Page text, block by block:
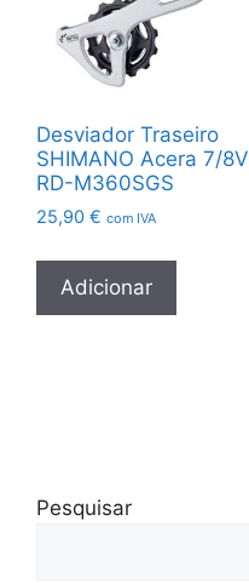
Desviador Traseiro
SHIMANO Acera 7/8V
RD-M360SGS
25,90 € com IVA
Adicionar
Pesquisar